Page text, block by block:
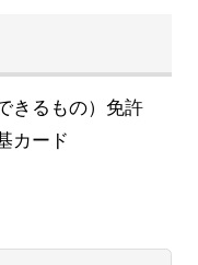
きるもの）免許
カード